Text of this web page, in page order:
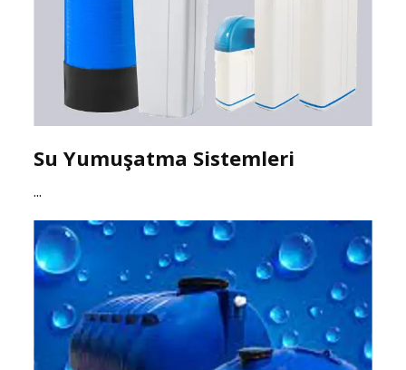
Su Yumuşatma Sistemleri
...